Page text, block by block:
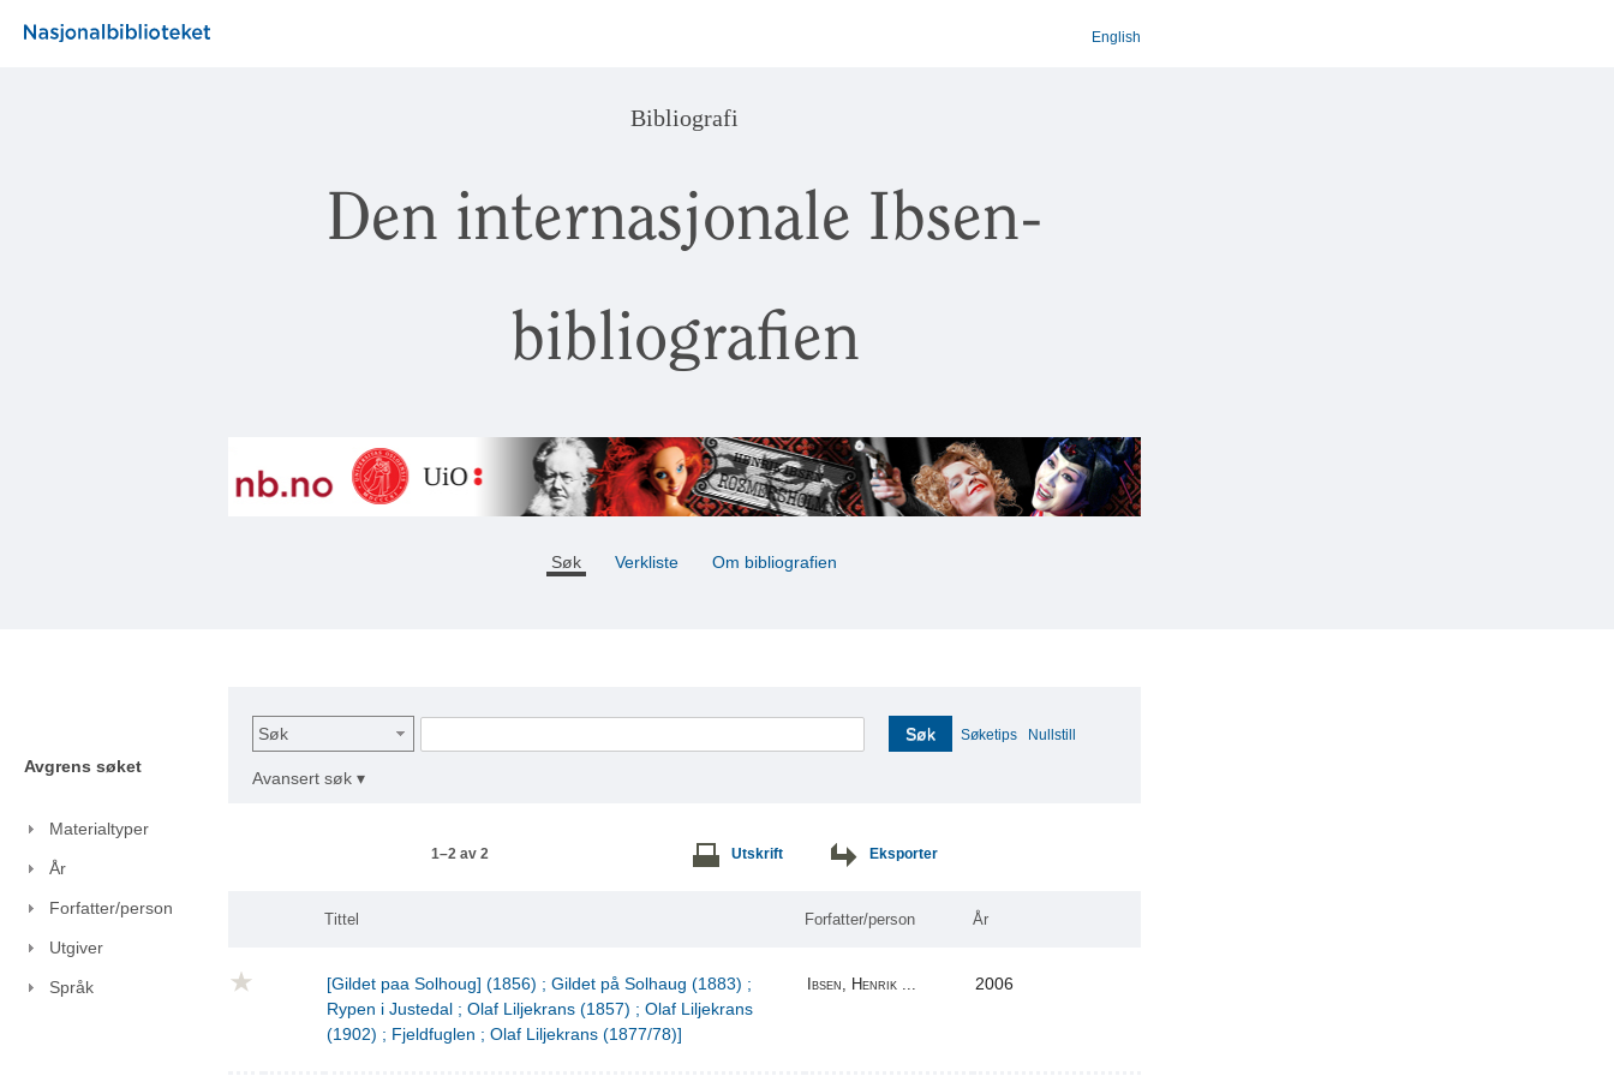
English
Bibliografi
Den internasjonale Ibsen-
bibliografien
Søk Verkliste Om bibliografien
Avgrens søket
Materialtyper
År
Forfatter/person
Utgiver
Språk
Søk Søk Søketips Nullstill
Avansert søk ▾
1–2 av 2 Utskrift Eksporter
Tittel Forfatter/person År
[Gildet paa Solhoug] (1856) ; Gildet på Solhaug (1883) ;
Rypen i Justedal ; Olaf Liljekrans (1857) ; Olaf Liljekrans
(1902) ; Fjeldfuglen ; Olaf Liljekrans (1877/78)]
Ibsen, Henrik ... 2006